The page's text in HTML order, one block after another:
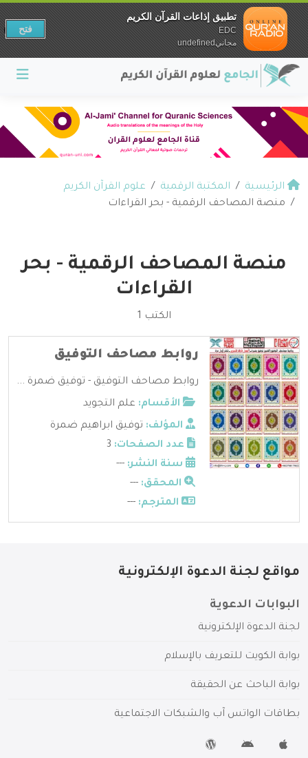
الرئيسية المكتبة الرقمية
علوم القرآن الكريم
منصة المصاحف الرقمية - بحر القراءات
منصة المصاحف الرقمية - بحر
القراءات
الكتب 1
روابط مصاحف التوفيق
روابط مصاحف التوفيق - توفيق ضمرة ...
الأقسام: علم التجويد
المؤلف: توفيق ابراهيم ضمرة
عدد الصفحات:
سنة النشر: ---
المحقق: ---
المترجم: ---
مواقع لجنة الدعوة الإلكترونية
البوابات الدعوية
لجنة الدعوة الإلكترونية
بوابة الكويت للتعريف بالإسلام
بوابة الباحث عن الحقيقة
بطاقات الواتس آب والشبكات الاجتماعية
تطبيق إذاعات القرآن الكريم
EDC
مجانيundefined
فتح